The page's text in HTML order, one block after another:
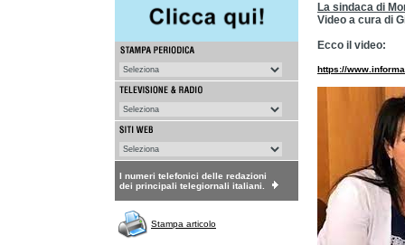
I numeri telefonici delle redazioni
dei principali telegiornali italiani.
Stampa articolo
La sindaca di
Video a cura di
Ecco il video:
https://